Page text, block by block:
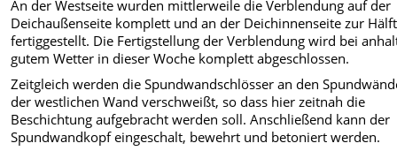
An der Westseite wurden mittlerweile die Verblendung auf der
Deichaußenseite komplett und an der Deichinnenseite zur
fertiggestellt. Die Fertigstellung der Verblendung wird bei
gutem Wetter in dieser Woche komplett abgeschlossen.
Zeitgleich werden die Spundwandschlösser an den
der westlichen Wand verschweißt, so dass hier zeitnah die
Beschichtung aufgebracht werden soll. Anschließend kann der
Spundwandkopf eingeschalt, bewehrt und betoniert werden.